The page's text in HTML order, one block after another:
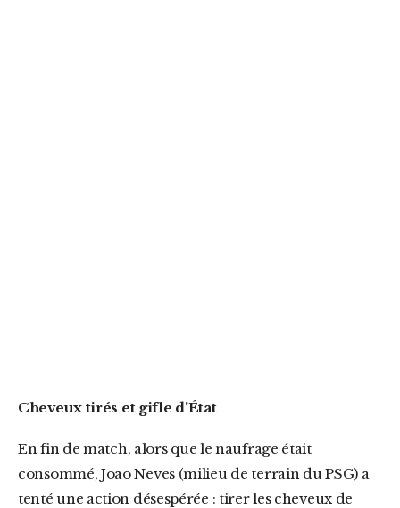
Cheveux tirés et gifle d’État
En fin de match, alors que le naufrage était
consommé, Joao Neves (milieu de terrain du PSG) a
tenté une action désespérée : tirer les cheveux de